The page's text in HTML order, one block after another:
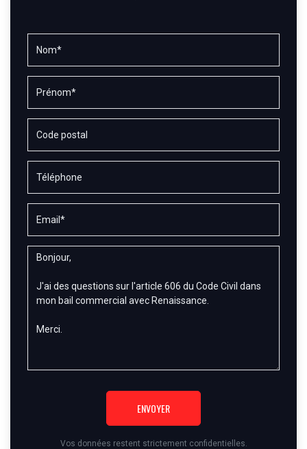
ENVOYER
Vos données restent strictement confidentielles.